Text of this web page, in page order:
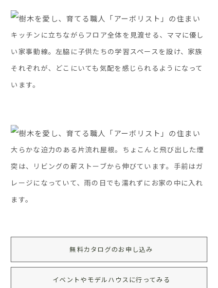
キッチンに立ちながらフロア全体を見渡せる、ママに優し
い家事動線。左脇に子供たちの学習スペースを設け、家族
それぞれが、どこにいても気配を感じられるようになって
います。
大らかな迫力のある片流れ屋根。ちょこんと飛び出した煙
突は、リビングの薪ストーブから伸びています。手前はガ
レージになっていて、雨の日でも濡れずにお家の中に入れ
ます。
無料カタログのお申し込み
イベントやモデルハウスに行ってみる